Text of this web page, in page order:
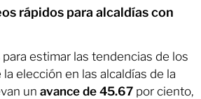
rápidos para alcaldías con
para estimar las tendencias de los
elección en las alcaldías de la
un avance de 45.67 por ciento,